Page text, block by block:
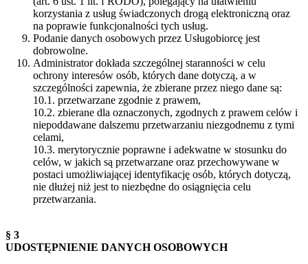
korzystania z usług świadczonych drogą elektroniczną oraz
na poprawie funkcjonalności tych usług.
Podanie danych osobowych przez Usługobiorcę jest
dobrowolne.
Administrator dokłada szczególnej staranności w celu
ochrony interesów osób, których dane dotyczą, a w
szczególności zapewnia, że zbierane przez niego dane są:
10.1. przetwarzane zgodnie z prawem,
10.2. zbierane dla oznaczonych, zgodnych z prawem celów i
niepoddawane dalszemu przetwarzaniu niezgodnemu z tymi
celami,
10.3. merytorycznie poprawne i adekwatne w stosunku do
celów, w jakich są przetwarzane oraz przechowywane w
postaci umożliwiającej identyfikację osób, których dotyczą,
nie dłużej niż jest to niezbędne do osiągnięcia celu
przetwarzania.
§ 3
UDOSTĘPNIENIE DANYCH OSOBOWYCH